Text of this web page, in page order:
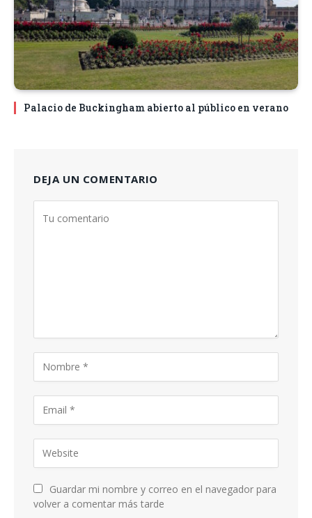
Palacio de Buckingham abierto al público en verano
DEJA UN COMENTARIO
Guardar mi nombre y correo en el navegador para
volver a comentar más tarde